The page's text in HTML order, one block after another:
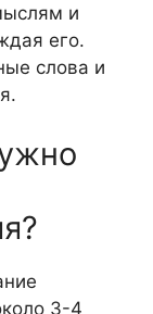
и
его.
слова и
3-4